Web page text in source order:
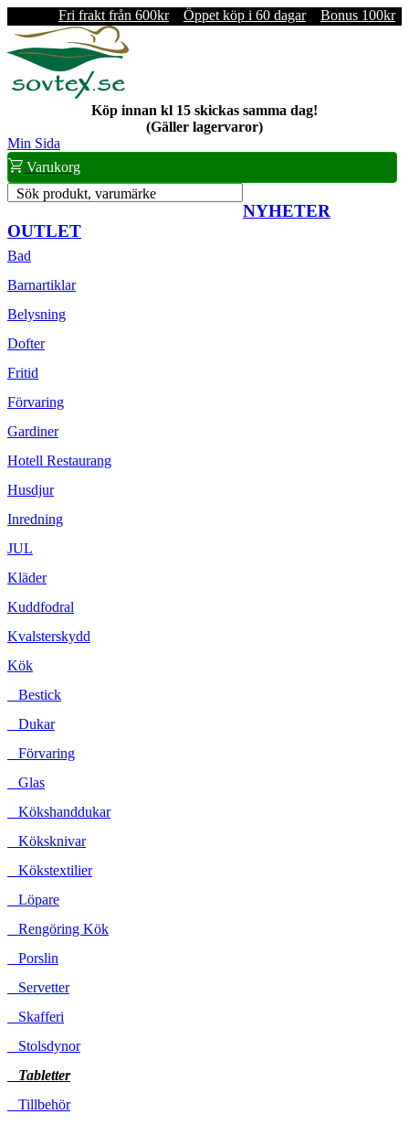
Fri frakt från 600kr Öppet köp i 60 dagar Bonus 100kr
Köp innan kl 15 skickas samma dag!
(Gäller lagervaror)
Min Sida
Varukorg
Sök produkt, varumärke
NYHETER
OUTLET
Bad
Barnartiklar
Belysning
Dofter
Fritid
Förvaring
Gardiner
Hotell Restaurang
Husdjur
Inredning
JUL
Kläder
Kuddfodral
Kvalsterskydd
Kök
Bestick
Dukar
Förvaring
Glas
Kökshanddukar
Köksknivar
Kökstextilier
Löpare
Rengöring Kök
Porslin
Servetter
Skafferi
Stolsdynor
Tabletter
Tillbehör